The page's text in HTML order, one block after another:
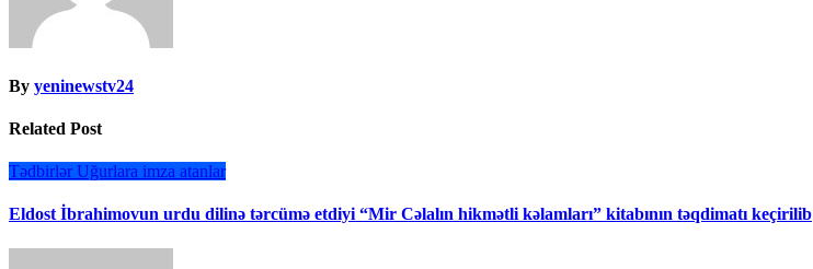
By yeninewstv24
Related Post
Tədbirlər Uğurlara imza atanlar
Eldost İbrahimovun urdu dilinə tərcümə etdiyi “Mir Cəlalın hikmətli kəlamları” kitabının təqdimatı keçirilib